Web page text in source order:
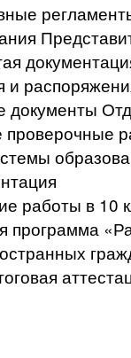
и
документы
проверочные
работы в 10
программа